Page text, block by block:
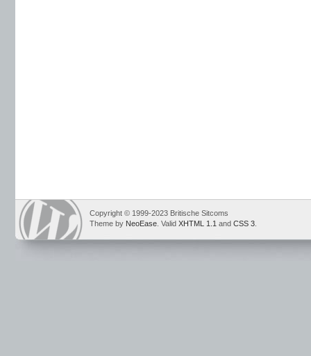
Copyright © 1999-2023 Britische Sitcoms
Theme by NeoEase . Valid XHTML 1.1 and CSS 3